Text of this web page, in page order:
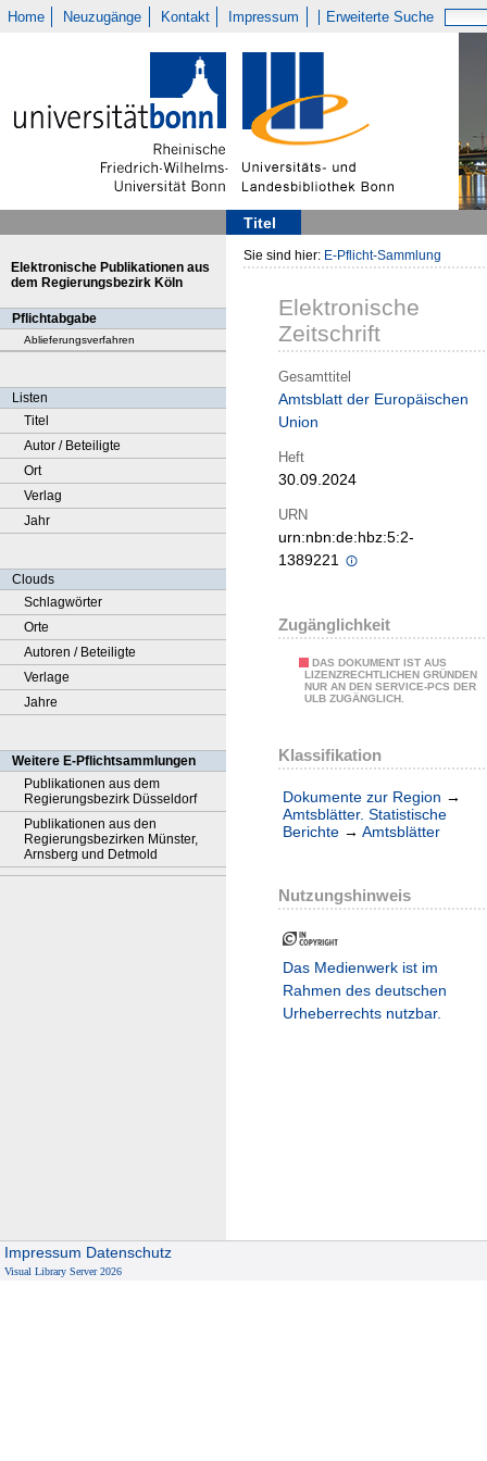
Home Neuzugänge Kontakt Impressum Erweiterte Suche
Titel
Elektronische Publikationen aus
dem Regierungsbezirk Köln
Pflichtabgabe
Ablieferungsverfahren
Listen
Titel
Autor / Beteiligte
Ort
Verlag
Jahr
Clouds
Schlagwörter
Orte
Autoren / Beteiligte
Verlage
Jahre
Weitere E-Pflichtsammlungen
Publikationen aus dem
Regierungsbezirk Düsseldorf
Publikationen aus den
Regierungsbezirken Münster,
Arnsberg und Detmold
Sie sind hier: E-Pflicht-Sammlung
Elektronische
Zeitschrift
Gesamttitel
Amtsblatt der Europäischen
Union
Heft
30.09.2024
URN
urn:nbn:de:hbz:5:2-
1389221
Zugänglichkeit
DAS DOKUMENT IST AUS
LIZENZRECHTLICHEN GRÜNDEN
NUR AN DEN SERVICE-PCS DER
ULB ZUGÄNGLICH.
Klassifikation
Dokumente zur Region →
Amtsblätter. Statistische
Berichte → Amtsblätter
Nutzungshinweis
Das Medienwerk ist im
Rahmen des deutschen
Urheberrechts nutzbar.
Impressum Datenschutz
Visual Library Server 2026